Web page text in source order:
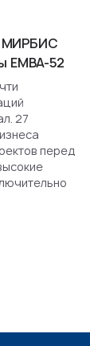
МИРБИС
EMBA-52
27
перед